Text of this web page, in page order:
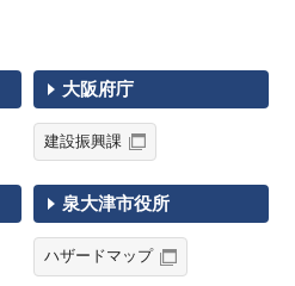
大阪府庁
建設振興課
泉大津市役所
ハザードマップ